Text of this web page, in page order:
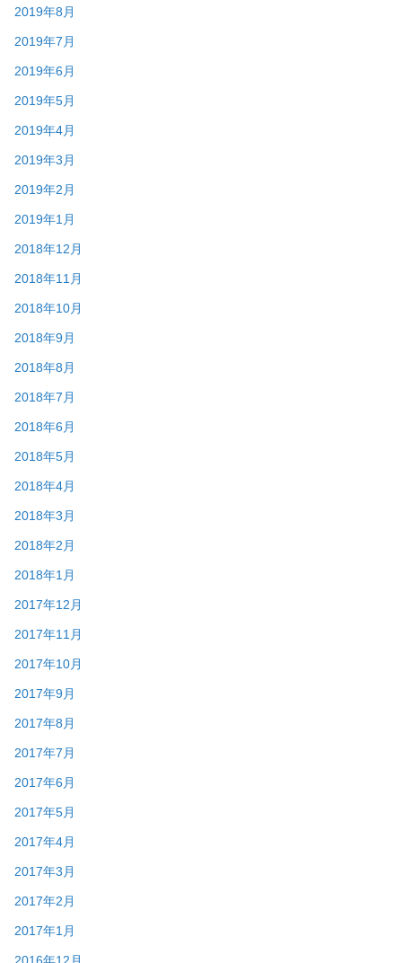
2019年8月
2019年7月
2019年6月
2019年5月
2019年4月
2019年3月
2019年2月
2019年1月
2018年12月
2018年11月
2018年10月
2018年9月
2018年8月
2018年7月
2018年6月
2018年5月
2018年4月
2018年3月
2018年2月
2018年1月
2017年12月
2017年11月
2017年10月
2017年9月
2017年8月
2017年7月
2017年6月
2017年5月
2017年4月
2017年3月
2017年2月
2017年1月
2016年12月